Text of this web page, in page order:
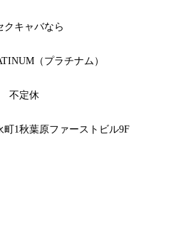
クキャバなら
（プラチナム）
不定休
1秋葉原ファーストビル9F